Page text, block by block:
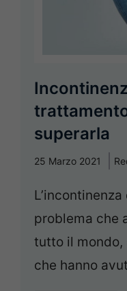
superarla
25 Marzo 2021
problema che
tutto il mondo,
che hanno